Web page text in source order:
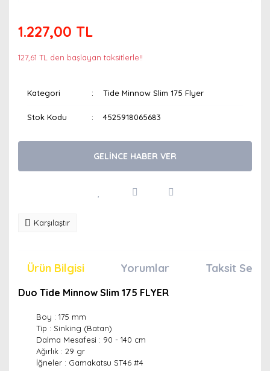
1.227,00 TL
127,61 TL den başlayan taksitlerle!!
Kategori Tide Minnow Slim 175 Flyer
Stok Kodu 4525918065683
GELİNCE HABER VER
Karşılaştır
Ürün Bilgisi Yorumlar Taksit
Duo Tide Minnow Slim 175 FLYER
Boy : 175 mm
Tip : Sinking (Batan)
Dalma Mesafesi : 90 - 140 cm
Ağırlık : 29 gr
İğneler : Gamakatsu ST46 #4